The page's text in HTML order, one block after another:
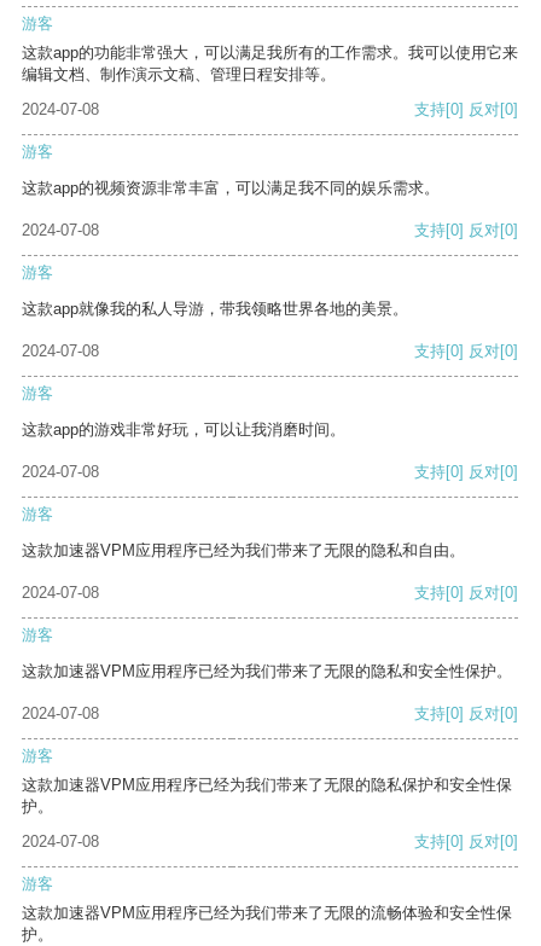
游客
这款app的功能非常强大，可以满足我所有的工作需求。我可以使用它来
编辑文档、制作演示文稿、管理日程安排等。
2024-07-08
支持[0] 反对[0]
游客
这款app的视频资源非常丰富，可以满足我不同的娱乐需求。
2024-07-08 支持[0] 反对[0]
游客
这款app就像我的私人导游，带我领略世界各地的美景。
2024-07-08 支持[0] 反对[0]
游客
这款app的游戏非常好玩，可以让我消磨时间。
2024-07-08 支持[0] 反对[0]
游客
这款加速器VPM应用程序已经为我们带来了无限的隐私和自由。
2024-07-08 支持[0] 反对[0]
游客
这款加速器VPM应用程序已经为我们带来了无限的隐私和安全性保护。
2024-07-08 支持[0] 反对[0]
游客
这款加速器VPM应用程序已经为我们带来了无限的隐私保护和安全性保
护。
2024-07-08
支持[0] 反对[0]
游客
这款加速器VPM应用程序已经为我们带来了无限的流畅体验和安全性保
护。